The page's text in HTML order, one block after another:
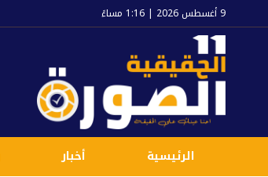
9 أغسطس 2026 | 1:16 مساءً
الرئيسية أخبار